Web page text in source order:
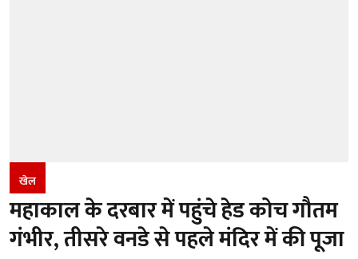
खेल
महाकाल के दरबार में पहुंचे हेड कोच गौतम
गंभीर, तीसरे वनडे से पहले मंदिर में की पूजा